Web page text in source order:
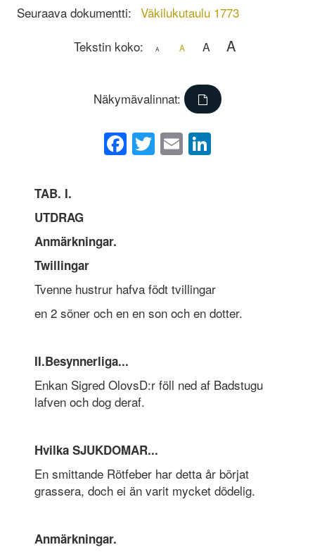
Seuraava dokumentti: Väkilukutaulu 1773
Tekstin koko:
A A A A
Näkymävalinnat:
Facebook
Twitter
Email
TAB. I.
UTDRAG
Anmärkningar.
Twillingar
Tvenne hustrur hafva födt tvillingar
en 2 söner och en en son och en dotter.
II.Besynnerliga...
Enkan Sigred OlovsD:r föll ned af Badstugu
lafven och dog deraf.
Hvilka SJUKDOMAR...
En smittande Rötfeber har detta år börjat
grassera, doch ei än varit mycket dödelig.
Anmärkningar.